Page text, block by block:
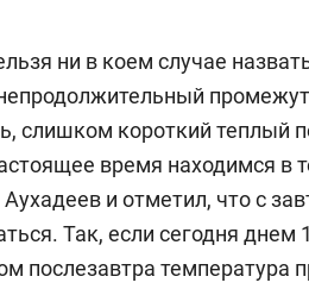
ни в коем случае
слишком короткий теплый
время находимся в
Аухадеев и отметил, что с
Так, если сегодня
послезавтра температура